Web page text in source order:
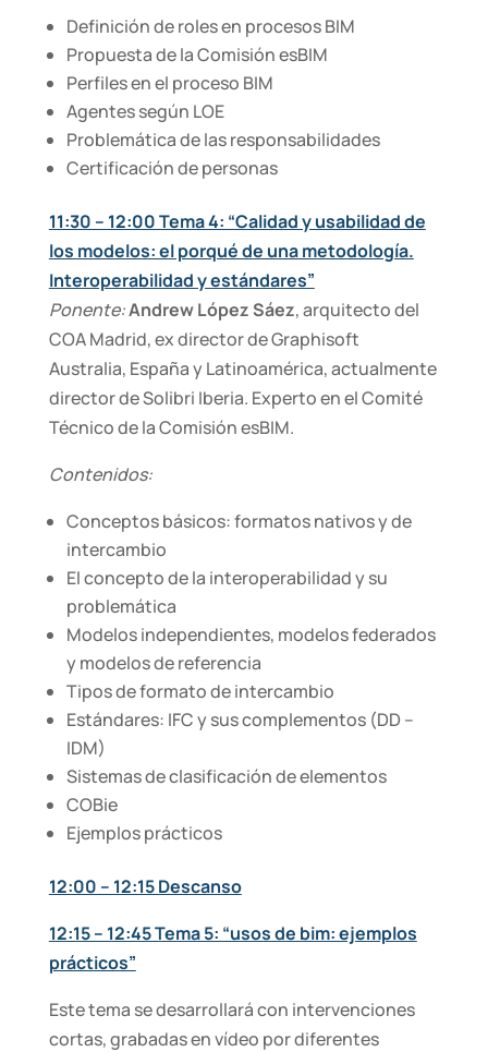
Definición de roles en procesos BIM
Propuesta de la Comisión esBIM
Perfiles en el proceso BIM
Agentes según LOE
Problemática de las responsabilidades
Certificación de personas
11:30 – 12:00 Tema 4: “Calidad y usabilidad de
los modelos: el porqué de una metodología.
Interoperabilidad y estándares”
Ponente:Andrew López Sáez, arquitecto del
COA Madrid, ex director de Graphisoft
Australia, España y Latinoamérica, actualmente
director de Solibri Iberia. Experto en el Comité
Técnico de la Comisión esBIM.
Contenidos:
Conceptos básicos: formatos nativos y de
intercambio
El concepto de la interoperabilidad y su
problemática
Modelos independientes, modelos federados
y modelos de referencia
Tipos de formato de intercambio
Estándares: IFC y sus complementos (DD –
IDM)
Sistemas de clasificación de elementos
COBie
Ejemplos prácticos
12:00 – 12:15 Descanso
12:15 – 12:45 Tema 5: “usos de bim: ejemplos
prácticos”
Este tema se desarrollará con intervenciones
cortas, grabadas en vídeo por diferentes